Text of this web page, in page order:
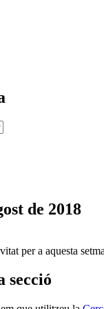
de 2018
per a aquesta
secció